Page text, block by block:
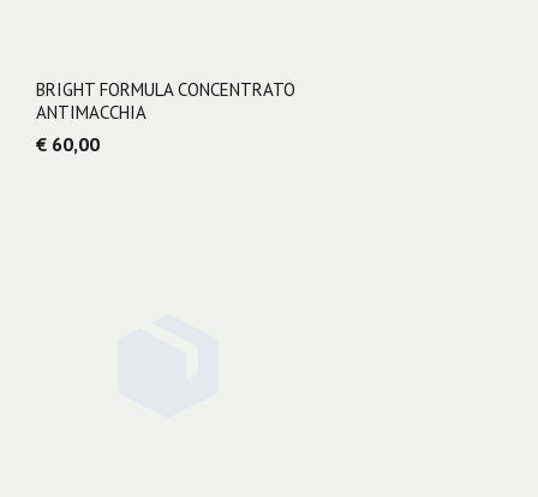
BRIGHT FORMULA CONCENTRATO
ANTIMACCHIA
€ 60,00